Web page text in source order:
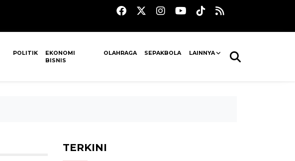
POLITIK
EKONOMI
BISNIS
OLAHRAGA SEPAKBOLA LAINNYA
TERKINI